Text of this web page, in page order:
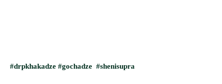
#drpkhakadze #gochadze #shenisupra